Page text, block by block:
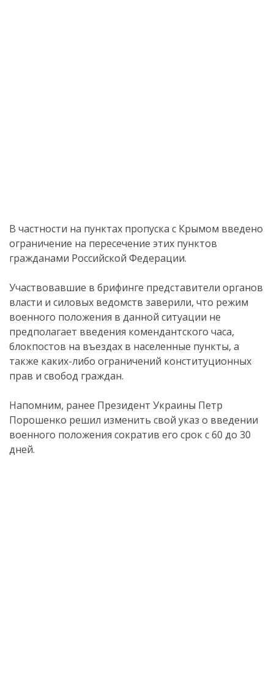
В частности на пунктах пропуска с Крымом введено
ограничение на пересечение этих пунктов
гражданами Российской Федерации.
Участвовавшие в брифинге представители органов
власти и силовых ведомств заверили, что режим
военного положения в данной ситуации не
предполагает введения комендантского часа,
блокпостов на въездах в населенные пункты, а
также каких-либо ограничений конституционных
прав и свобод граждан.
Напомним, ранее Президент Украины Петр
Порошенко решил изменить свой указ о введении
военного положения сократив его срок с 60 до 30
дней.